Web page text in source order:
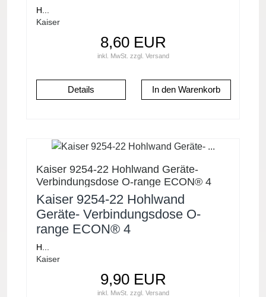
H...
Kaiser
8,60 EUR
inkl. MwSt. zzgl. Versand
Details
Kaiser 9254-22 Hohlwand Geräte-
Verbindungsdose O-range ECON® 4
Kaiser 9254-22 Hohlwand
Geräte- Verbindungsdose O-
range ECON® 4
H...
Kaiser
9,90 EUR
inkl. MwSt. zzgl. Versand